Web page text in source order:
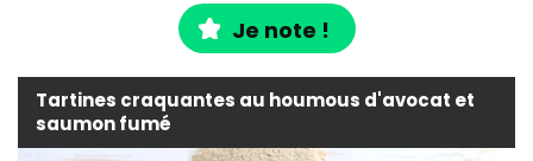
Je note !
Tartines craquantes au houmous d'avocat et
saumon fumé